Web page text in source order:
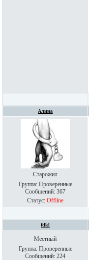
Алина
Старожил
Группа: Проверенные
Сообщений: 367
Статус: Offline
fdkl
Местный
Группа: Проверенные
Сообщений: 224